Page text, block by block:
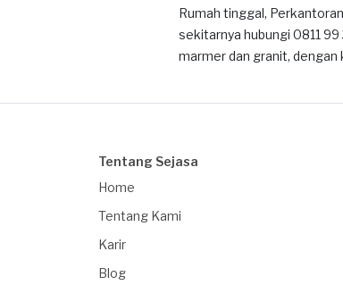
Rumah tinggal,
sekitarnya hubungi 0811
marmer dan granit,
Tentang Sejasa
Home
Tentang Kami
Karir
Blog